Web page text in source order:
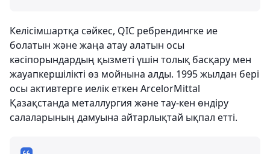
Келісімшартқа сәйкес, QIC ребрендингке ие
болатын және жаңа атау алатын осы
кәсіпорындардың қызметі үшін толық басқару мен
жауапкершілікті өз мойнына алды. 1995 жылдан бері
осы активтерге иелік еткен ArcelorMittal
Қазақстанда металлургия және тау-кен өндіру
салаларының дамуына айтарлықтай ықпал етті.